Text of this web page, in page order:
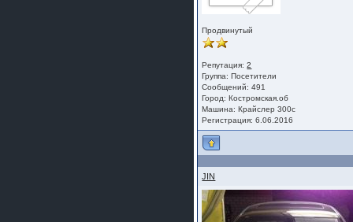
Продвинутый
Репутация:2
Группа:Посетители
Сообщений: 491
Город: Костромская.об
Машина: Крайслер 300с
Регистрация: 6.06.2016
JIN